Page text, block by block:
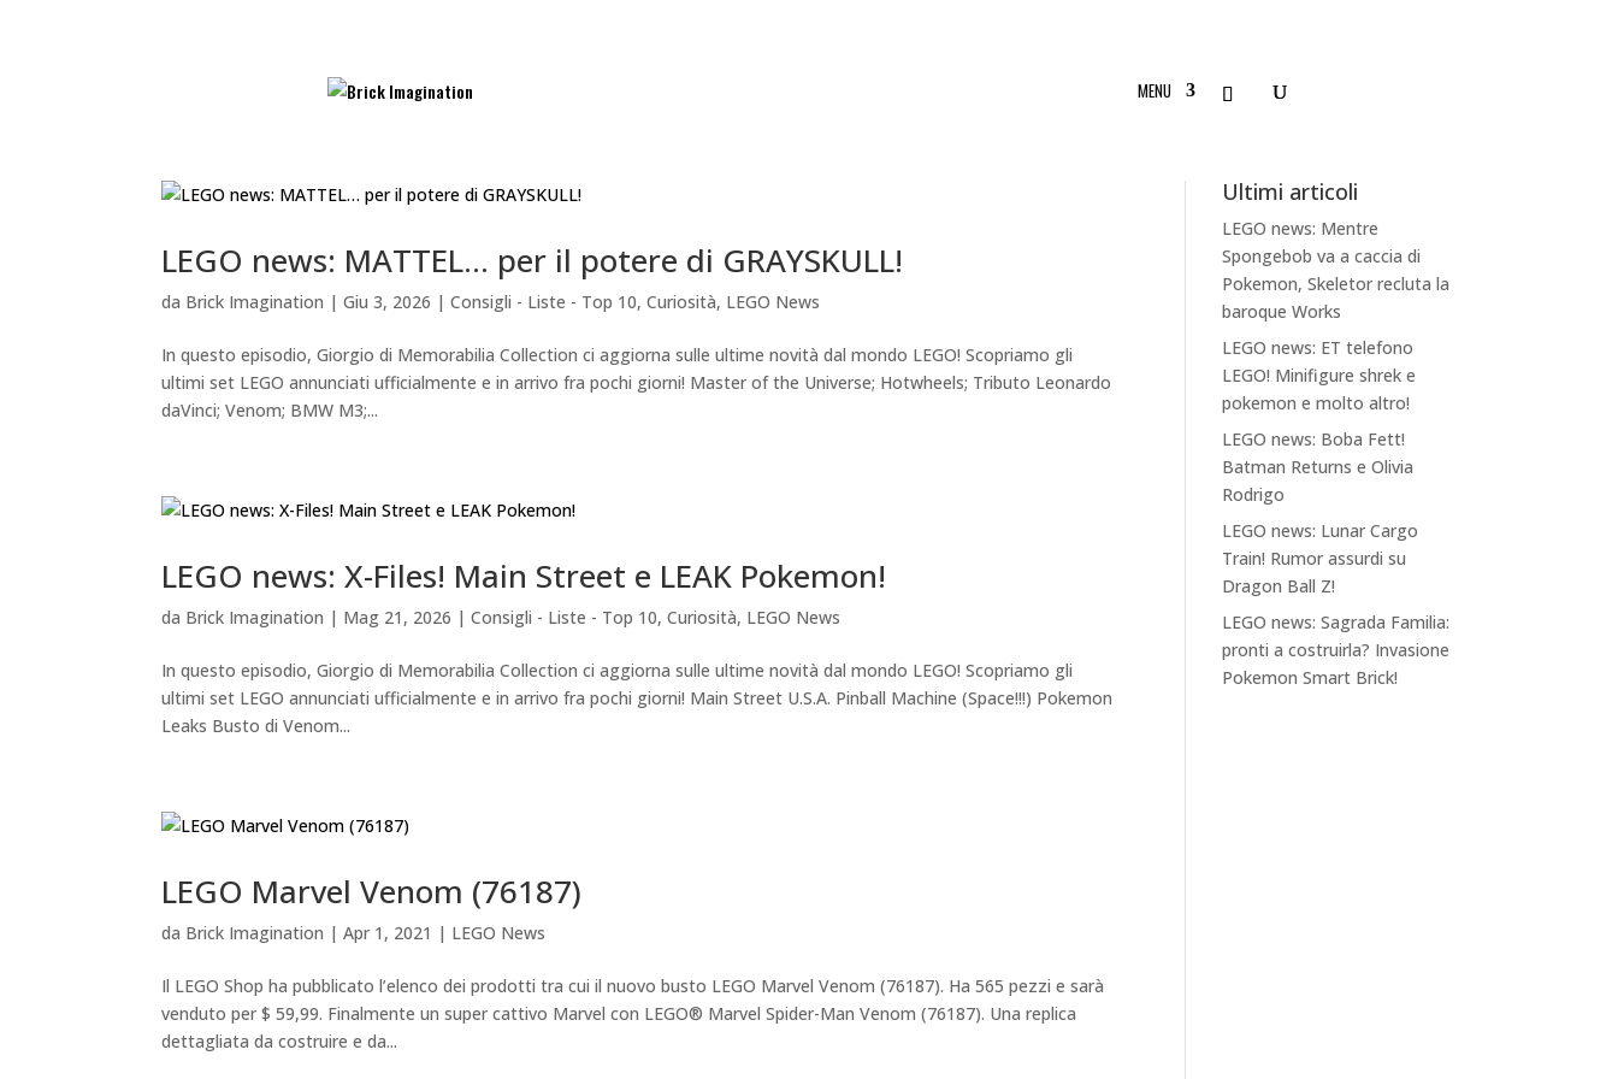
MENU
LEGO news: MATTEL… per il potere di GRAYSKULL!
da Brick Imagination |Giu 3, 2026 |Consigli - Liste - Top 10,Curiosità, LEGO News
In questo episodio, Giorgio di Memorabilia Collection ci aggiorna sulle ultime novità dal mondo LEGO! Scopriamo gli
ultimi set LEGO annunciati ufficialmente e in arrivo fra pochi giorni! Master of the Universe; Hotwheels; Tributo Leonardo
daVinci; Venom; BMW M3;...
LEGO news: X-Files! Main Street e LEAK Pokemon!
da Brick Imagination | Mag 21, 2026 |Consigli - Liste - Top 10,Curiosità, LEGO News
In questo episodio, Giorgio di Memorabilia Collection ci aggiorna sulle ultime novità dal mondo LEGO! Scopriamo gli
ultimi set LEGO annunciati ufficialmente e in arrivo fra pochi giorni! Main Street U.S.A. Pinball Machine (Space!!!) Pokemon
Leaks Busto di Venom...
LEGO Marvel Venom (76187)
da Brick Imagination |Apr 1, 2021 | LEGO News
Il LEGO Shop ha pubblicato l’elenco dei prodotti tra cui il nuovo busto LEGO Marvel Venom (76187). Ha 565 pezzi e sarà
venduto per $ 59,99. Finalmente un super cattivo Marvel con LEGO® Marvel Spider-Man Venom (76187). Una replica
dettagliata da costruire e da...
Ultimi articoli
LEGO news: Mentre
Spongebob va a caccia di
Pokemon, Skeletor recluta la
baroque Works
LEGO news: ET telefono
LEGO! Minifigure shrek e
pokemon e molto altro!
LEGO news: Boba Fett!
Batman Returns e Olivia
Rodrigo
LEGO news: Lunar Cargo
Train! Rumor assurdi su
Dragon Ball Z!
LEGO news: Sagrada Familia:
pronti a costruirla? Invasione
Pokemon Smart Brick!